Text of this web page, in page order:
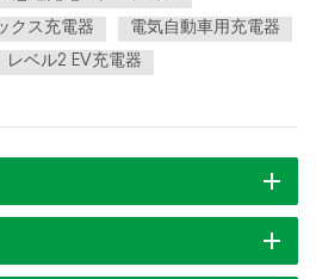
クス充電器
電気自動車用充電器
レベル2 EV充電器